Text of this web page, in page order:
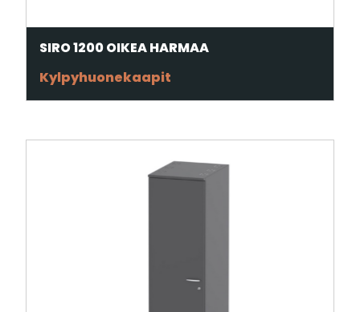
SIRO 1200 OIKEA HARMAA
Kylpyhuonekaapit